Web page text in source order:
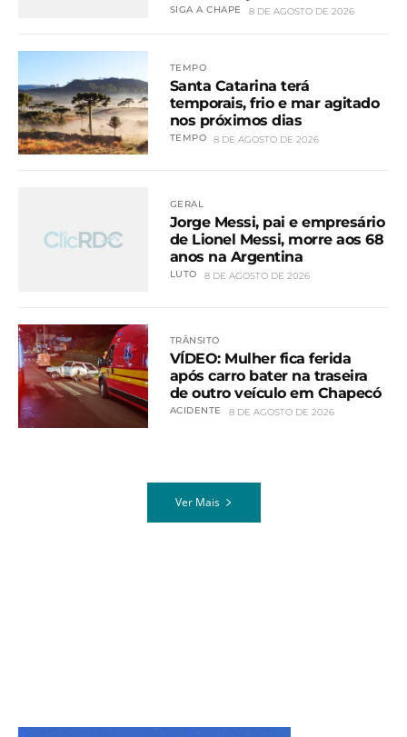
SIGA A CHAPE 8 DE AGOSTO DE 2026
TEMPO
Santa Catarina terá
temporais, frio e mar agitado
nos próximos dias
TEMPO 8 DE AGOSTO DE 2026
GERAL
Jorge Messi, pai e empresário
de Lionel Messi, morre aos 68
anos na Argentina
LUTO 8 DE AGOSTO DE 2026
TRÂNSITO
VÍDEO: Mulher fica ferida
após carro bater na traseira
de outro veículo em Chapecó
ACIDENTE 8 DE AGOSTO DE 2026
Ver Mais